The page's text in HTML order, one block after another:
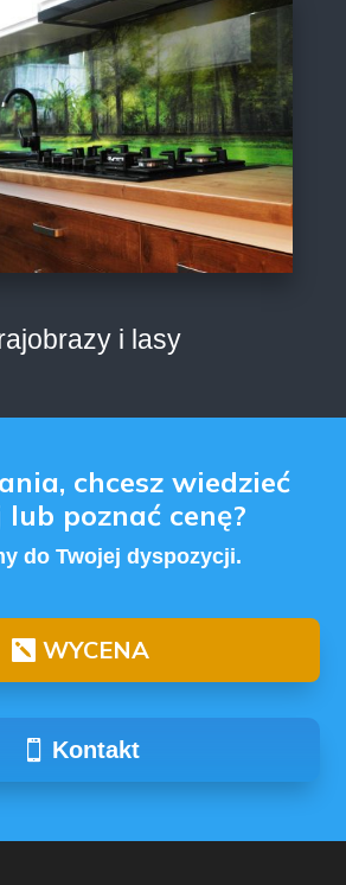
i lasy
chcesz wiedzieć
lub poznać cenę?
do Twojej dyspozycji.
WYCENA
Kontakt